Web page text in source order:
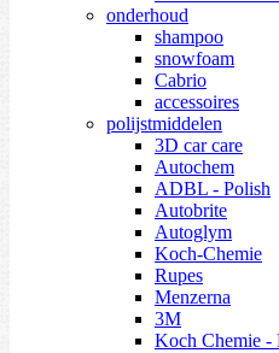
onderhoud
shampoo
snowfoam
Cabrio
accessoires
polijstmiddelen
3D car care
Autochem
ADBL - Polish
Autobrite
Autoglym
Koch-Chemie
Rupes
Menzerna
3M
Koch Chemie -